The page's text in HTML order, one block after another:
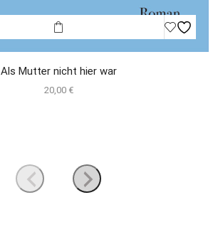
Als Mutter nicht hier war
20,00 €